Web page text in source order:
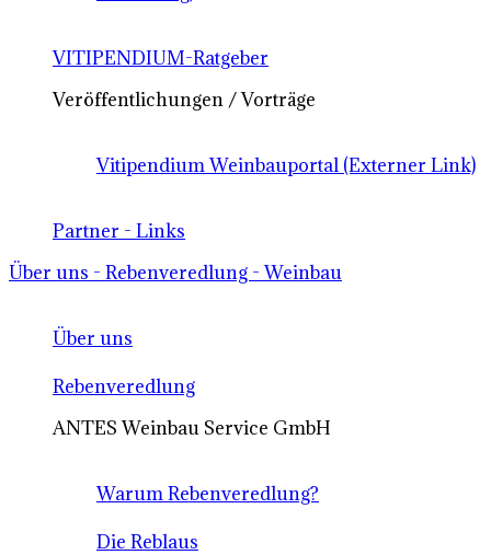
VITIPENDIUM-Ratgeber
Veröffentlichungen / Vorträge
Vitipendium Weinbauportal (Externer Link)
Partner - Links
Über uns - Rebenveredlung - Weinbau
Über uns
Rebenveredlung
ANTES Weinbau Service GmbH
Warum Rebenveredlung?
Die Reblaus